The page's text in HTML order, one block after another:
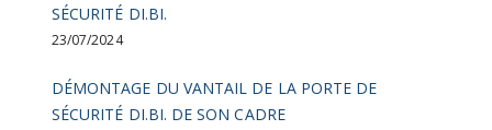
SÉCURITÉ DI.BI.
23/07/2024
DÉMONTAGE DU VANTAIL DE LA PORTE DE
SÉCURITÉ DI.BI. DE SON CADRE